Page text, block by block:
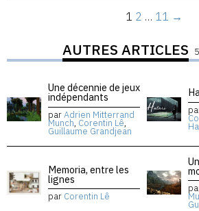
1 2 … 11 →
AUTRES ARTICLES
Une décennie de jeux
indépendants
parAdrien Mitterrand
Munch, Corentin Lê,
Guillaume Grandjean
Memoria, entre les
lignes
par Corentin Lê